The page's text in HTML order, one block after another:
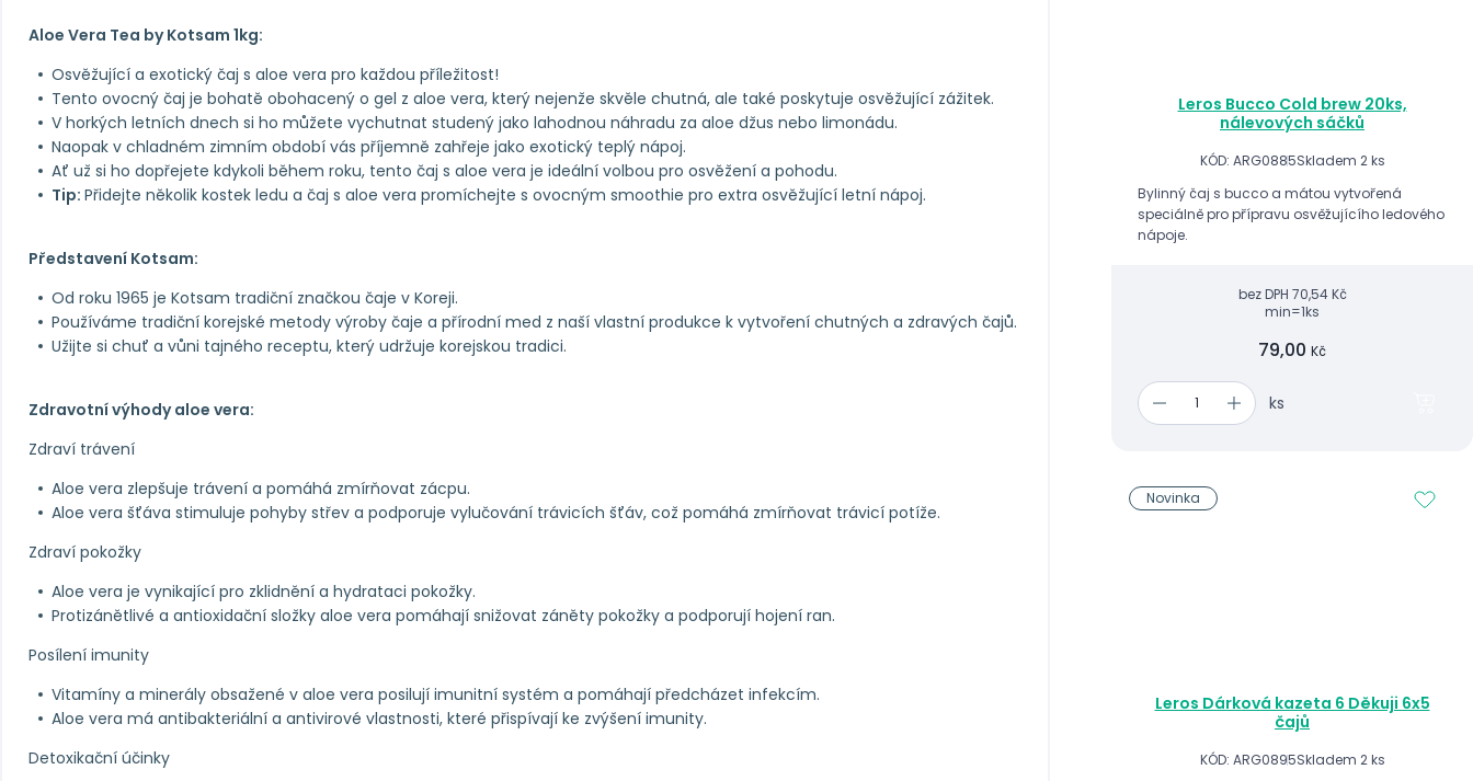
Aloe Vera Tea by Kotsam 1kg:
Osvěžující a exotický čaj s aloe vera pro každou příležitost!
Tento ovocný čaj je bohatě obohacený o gel z aloe vera, který nejenže skvěle chutná, ale také poskytuje osvěžující zážitek.
V horkých letních dnech si ho můžete vychutnat studený jako lahodnou náhradu za aloe džus nebo limonádu.
Naopak v chladném zimním období vás příjemně zahřeje jako exotický teplý nápoj.
Ať už si ho dopřejete kdykoli během roku, tento čaj s aloe vera je ideální volbou pro osvěžení a pohodu.
Tip: Přidejte několik kostek ledu a čaj s aloe vera promíchejte s ovocným smoothie pro extra osvěžující letní nápoj.
Představení Kotsam:
Od roku 1965 je Kotsam tradiční značkou čaje v Koreji.
Používáme tradiční korejské metody výroby čaje a přírodní med z naší vlastní produkce k vytvoření chutných a zdravých čajů.
Užijte si chuť a vůni tajného receptu, který udržuje korejskou tradici.
Zdravotní výhody aloe vera:
Zdraví trávení
Aloe vera zlepšuje trávení a pomáhá zmírňovat zácpu.
Aloe vera šťáva stimuluje pohyby střev a podporuje vylučování trávicích šťáv, což pomáhá zmírňovat trávicí potíže.
Zdraví pokožky
Aloe vera je vynikající pro zklidnění a hydrataci pokožky.
Protizánětlivé a antioxidační složky aloe vera pomáhají snižovat záněty pokožky a podporují hojení ran.
Posílení imunity
Vitamíny a minerály obsažené v aloe vera posilují imunitní systém a pomáhají předcházet infekcím.
Aloe vera má antibakteriální a antivirové vlastnosti, které přispívají ke zvýšení imunity.
Detoxikační účinky
Leros Bucco Cold brew 20ks,
nálevových sáčků
KÓD: ARG0885Skladem 2 ks
Bylinný čaj s bucco a mátou vytvořená
speciálně pro přípravu osvěžujícího ledového
nápoje.
bez DPH 70,54 Kč
min=1ks
79,00 Kč
ks
Leros Dárková kazeta 6 Děkuji 6x5
čajů
KÓD: ARG0895Skladem 2 ks
Novinka